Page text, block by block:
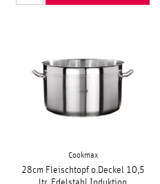
Cookmax
28cm Fleischtopf o.Deckel 10,5